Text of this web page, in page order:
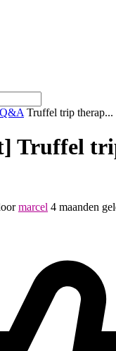
Q&A Truffel trip therap...
Truffel
marcel 4 maanden